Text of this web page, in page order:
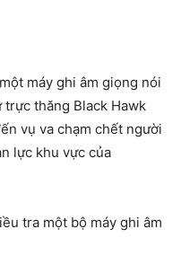
máy ghi âm giọng nói
thăng Black Hawk
vụ va chạm chết người
lực khu vực của
tra một bộ máy ghi âm